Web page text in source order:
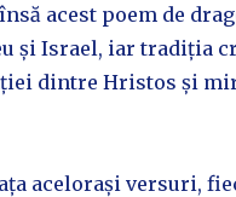
acest poem de
și Israel, iar tradiția
dintre Hristos și
acelorași versuri,